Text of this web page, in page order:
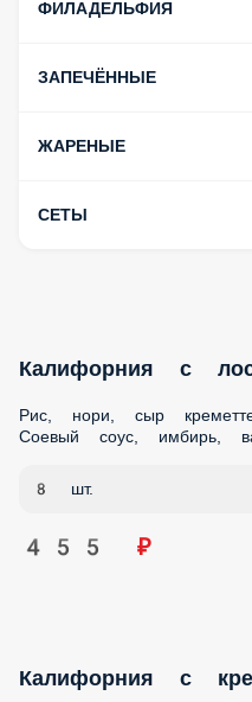
ФИЛАДЕЛЬФИЯ
ЗАПЕЧЁННЫЕ
ЖАРЕНЫЕ
СЕТЫ
Калифорния с
Рис, нори, сыр креметте,
соус, имбирь, васаби,
8 шт.
455 ₽
Калифорния с